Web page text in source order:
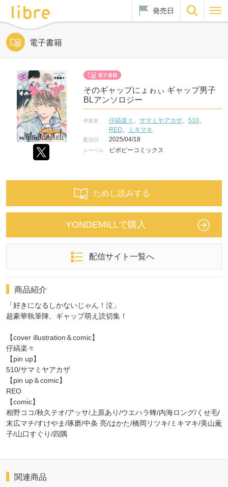
発売日
電子書籍
そのギャップにょゎぃ ギャップ男子
BLアンソロジー
作家名 仔縞楽々 、 サマミヤアカザ、 510、
REO、 ミキマキ
配信日 2025/04/18
レーベル ビボピーコミックス
ためし読みする
YONDEMILLで購入
配信サイト一覧へ
商品紹介
「好きになるしかないじゃん！泣」
超豪華執筆陣、ギャップ萌え読切集！
【cover illustration＆comic】
仔縞楽々
【pin up】
510/サマミヤアカザ
【pin up＆comic】
REO
【comic】
相野ココ/秋久テオ/アッサ/上原あり/ウエハラ蜂/内海ロング/くせ毛/
末広マチ/すけやま/琢磨/中条 亮/はかた/橋岡リツキ/ミキマキ/美山薫
子/山口すぐり/四隅
関連商品